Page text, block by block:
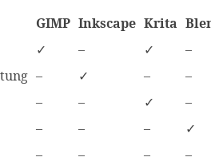
GIMP Inkscape Krita
✓ – ✓
–
– ✓ –
–
– – ✓
–
– – –
✓
– – –
–